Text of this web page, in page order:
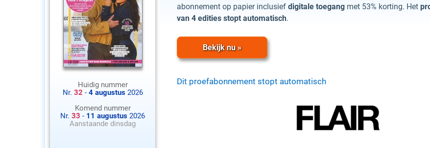
Huidig nummer
Nr. 32 - 4 augustus2026
Komend nummer
Nr. 33 - 11 augustus 2026
Aanstaande dinsdag
abonnement op papier inclusief digitale toegang met 53% korting. Het
van 4 edities stopt automatisch.
Bekijk nu »
Dit proefabonnement stopt automatisch